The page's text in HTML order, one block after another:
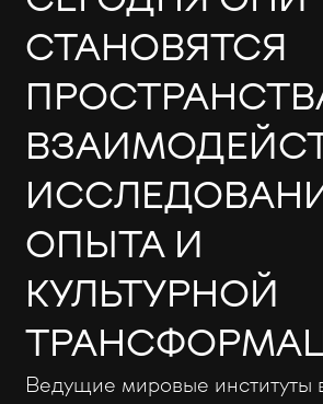
СТАНОВЯТСЯ
ОПЫТА И
КУЛЬТУРНОЙ
Ведущие мировые институты